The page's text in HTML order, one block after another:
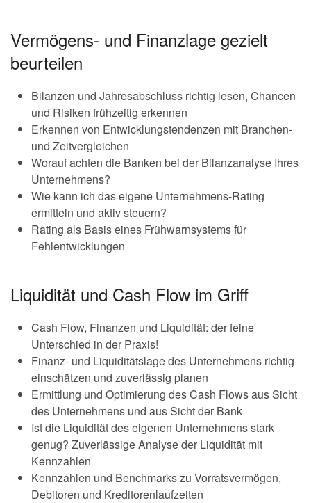
Vermögens- und Finanzlage gezielt
beurteilen
Bilanzen und Jahresabschluss richtig lesen, Chancen
und Risiken frühzeitig erkennen
Erkennen von Entwicklungstendenzen mit Branchen-
und Zeitvergleichen
Worauf achten die Banken bei der Bilanzanalyse Ihres
Unternehmens?
Wie kann ich das eigene Unternehmens-Rating
ermitteln und aktiv steuern?
Rating als Basis eines Frühwarnsystems für
Fehlentwicklungen
Liquidität und Cash Flow im Griff
Cash Flow, Finanzen und Liquidität: der feine
Unterschied in der Praxis!
Finanz- und Liquiditätslage des Unternehmens richtig
einschätzen und zuverlässig planen
Ermittlung und Optimierung des Cash Flows aus Sicht
des Unternehmens und aus Sicht der Bank
Ist die Liquidität des eigenen Unternehmens stark
genug? Zuverlässige Analyse der Liquidität mit
Kennzahlen
Kennzahlen und Benchmarks zu Vorratsvermögen,
Debitoren und Kreditorenlaufzeiten